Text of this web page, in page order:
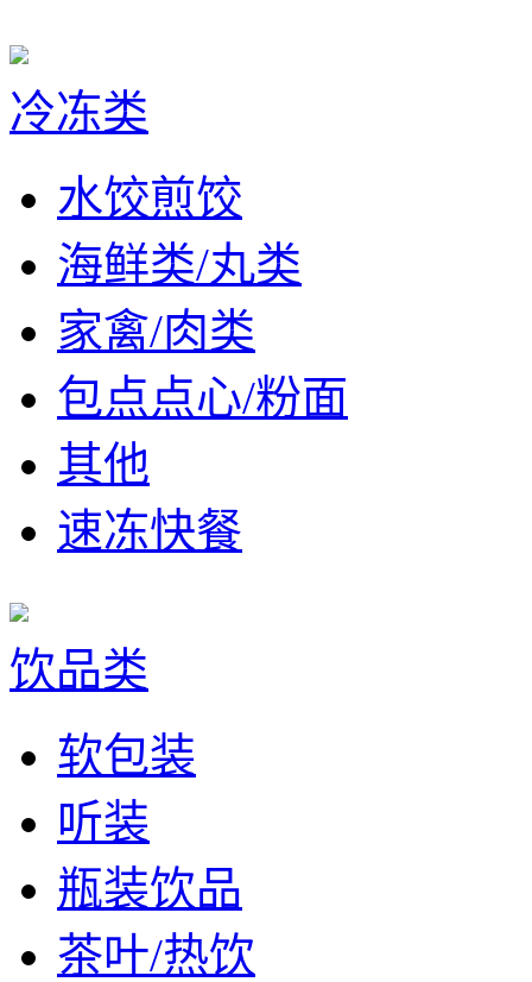
冷冻类
水饺煎饺
海鲜类/丸类
家禽/肉类
包点点心/粉面
其他
速冻快餐
饮品类
软包装
听装
瓶装饮品
茶叶/热饮